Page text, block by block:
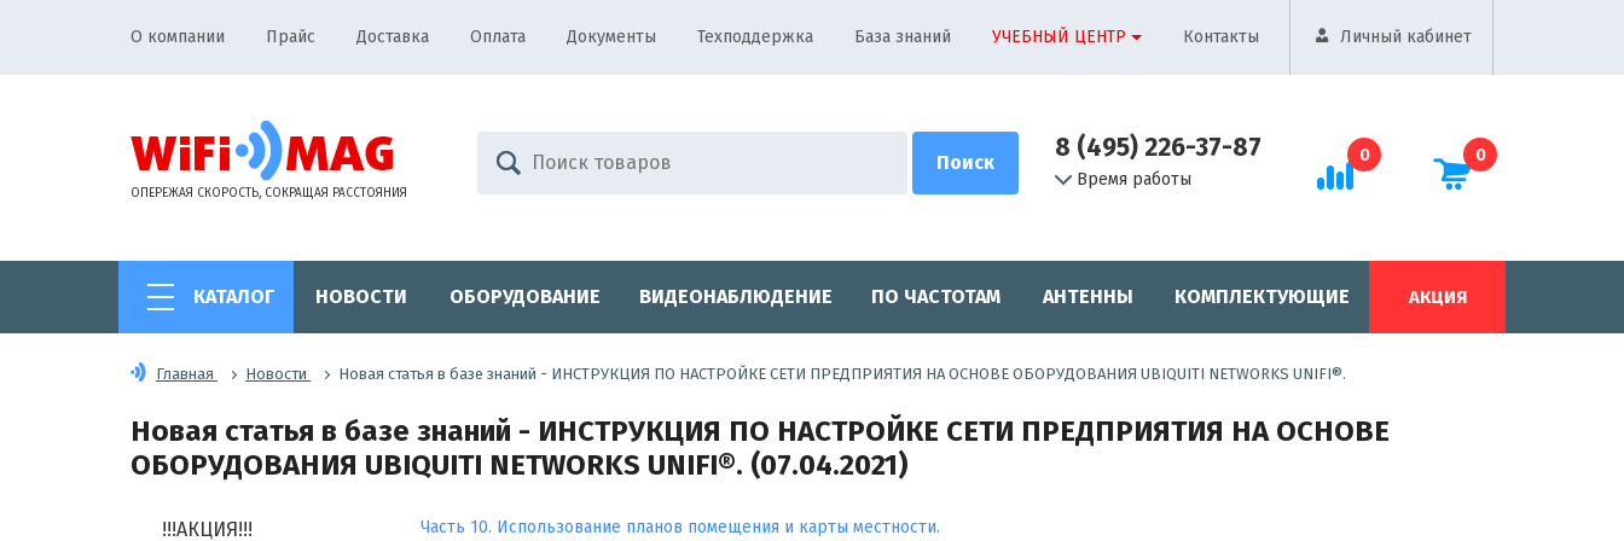
О компании Прайс Доставка Оплата Документы Техподдержка База знаний УЧЕБНЫЙ ЦЕНТР Контакты Личный кабинет
ОПЕРЕЖАЯ СКОРОСТЬ, СОКРАЩАЯ РАССТОЯНИЯ
8 (495) 226-37-87
Время работы
0 0
КАТАЛОГ НОВОСТИ ОБОРУДОВАНИЕ ВИДЕОНАБЛЮДЕНИЕ ПО ЧАСТОТАМ АНТЕННЫ КОМПЛЕКТУЮЩИЕ АКЦИЯ
Главная Новости Новая статья в базе знаний - ИНСТРУКЦИЯ ПО НАСТРОЙКЕ СЕТИ ПРЕДПРИЯТИЯ НА ОСНОВЕ ОБОРУДОВАНИЯ UBIQUITI NETWORKS UNIFI®.
Новая статья в базе знаний - ИНСТРУКЦИЯ ПО НАСТРОЙКЕ СЕТИ ПРЕДПРИЯТИЯ НА ОСНОВЕ
ОБОРУДОВАНИЯ UBIQUITI NETWORKS UNIFI®. (07.04.2021)
Часть 10. Использование планов помещения и карты местности.
!!!АКЦИЯ!!!